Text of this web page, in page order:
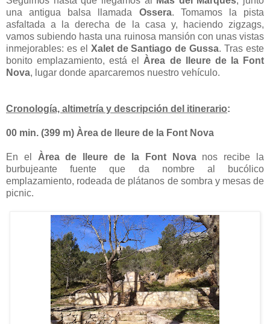
una antigua balsa llamada Ossera. Tomamos la pista
asfaltada a la derecha de la casa y, haciendo zigzags,
vamos subiendo hasta una ruinosa mansión con unas vistas
inmejorables: es el Xalet de Santiago de Gussa. Tras este
bonito emplazamiento, está el Àrea de lleure de la Font
Nova, lugar donde aparcaremos nuestro vehículo.
Cronología, altimetría y descripción del itinerario:
00 min. (399 m) Àrea de lleure de la Font Nova
En el Àrea de lleure de la Font Novanos recibe la
burbujeante fuente que da nombre al bucólico
emplazamiento, rodeada de plátanos de sombra y mesas de
picnic.